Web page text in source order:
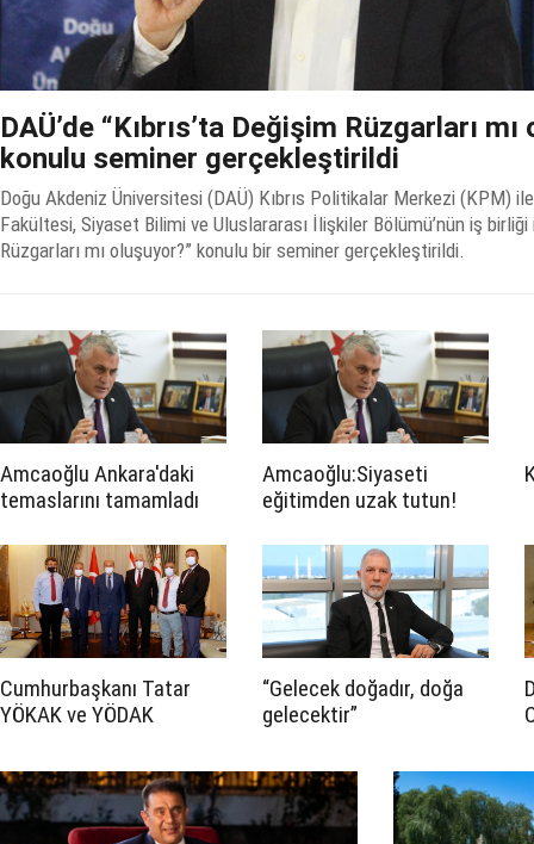
DAÜ’de “Kıbrıs’ta Değişim Rüzgarları
konulu seminer gerçekleştirildi
Doğu Akdeniz Üniversitesi (DAÜ) Kıbrıs Politikalar Merkezi (KPM)
Fakültesi, Siyaset Bilimi ve Uluslararası İlişkiler Bölümü’nün iş birliği
Rüzgarları mı oluşuyor?” konulu bir seminer gerçekleştirildi.
Amcaoğlu Ankara'daki
temaslarını tamamladı
Amcaoğlu:Siyaseti
eğitimden uzak tutun!
Cumhurbaşkanı Tatar
YÖKAK ve YÖDAK
“Gelecek doğadır, doğa
gelecektir”